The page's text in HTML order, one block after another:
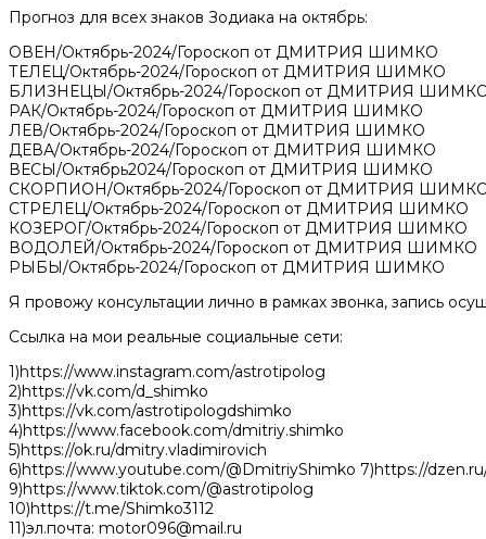
Прогноз для всех знаков Зодиака на октябрь:
ОВЕН/Октябрь-2024/Гороскоп от ДМИТРИЯ ШИМКО
ТЕЛЕЦ/Октябрь-2024/Гороскоп от ДМИТРИЯ ШИМКО
БЛИЗНЕЦЫ/Октябрь-2024/Гороскоп от ДМИТРИЯ
РАК/Октябрь-2024/Гороскоп от ДМИТРИЯ ШИМКО
ЛЕВ/Октябрь-2024/Гороскоп от ДМИТРИЯ ШИМКО
ДЕВА/Октябрь-2024/Гороскоп от ДМИТРИЯ ШИМКО
ВЕСЫ/Октябрь2024/Гороскоп от ДМИТРИЯ ШИМКО
СКОРПИОН/Октябрь-2024/Гороскоп от ДМИТРИЯ
СТРЕЛЕЦ/Октябрь-2024/Гороскоп от ДМИТРИЯ ШИМКО
КОЗЕРОГ/Октябрь-2024/Гороскоп от ДМИТРИЯ ШИМКО
ВОДОЛЕЙ/Октябрь-2024/Гороскоп от ДМИТРИЯ ШИМКО
РЫБЫ/Октябрь-2024/Гороскоп от ДМИТРИЯ ШИМКО
Я провожу консультации лично в рамках звонка, запись
Ссылка на мои реальные социальные сети:
1)https://www.instagram.com/astrotipolog
2)https://vk.com/d_shimko
3)https://vk.com/astrotipologdshimko
4)https://www.facebook.com/dmitriy.shimko
5)https://ok.ru/dmitry.vladimirovich
6)https://www.youtube.com/@DmitriyShimko 7)https://
9)https://www.tiktok.com/@astrotipolog
10)https://t.me/Shimko3112
11)эл.почта: motor096@mail.ru